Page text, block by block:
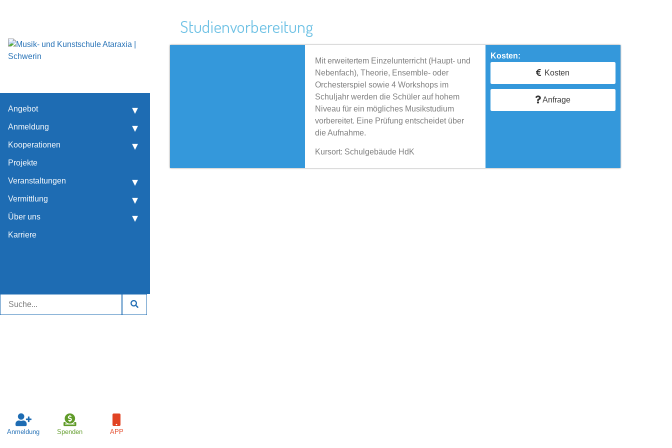
Angebot
Anmeldung
Kooperationen
Projekte
Veranstaltungen
Vermittlung
Über uns
Karriere
Anmeldung Spenden APP
Studienvorbereitung
Mit erweitertem Einzelunterricht (Haupt- und
Nebenfach), Theorie, Ensemble- oder
Orchesterspiel sowie 4 Workshops im
Schuljahr werden die Schüler auf hohem
Niveau für ein mögliches Musikstudium
vorbereitet. Eine Prüfung entscheidet über
die Aufnahme.
Kursort: Schulgebäude HdK
Kosten:
Kosten
Anfrage